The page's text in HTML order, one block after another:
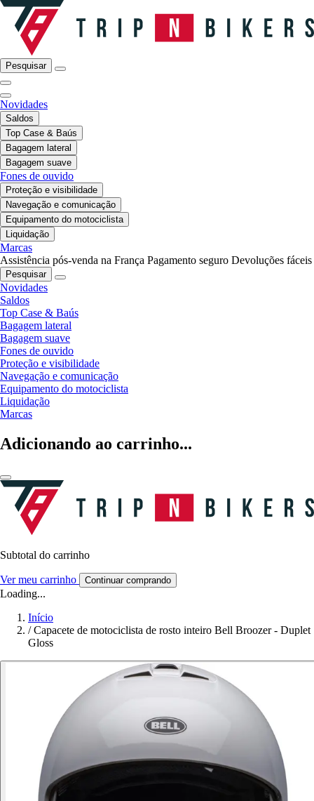
Pesquisar
Novidades
Saldos
Top Case & Baús
Bagagem lateral
Bagagem suave
Fones de ouvido
Proteção e visibilidade
Navegação e comunicação
Equipamento do motociclista
Liquidação
Marcas
Assistência pós-venda na França Pagamento seguro Devoluções fáceis
Pesquisar
Novidades
Saldos
Top Case & Baús
Bagagem lateral
Bagagem suave
Fones de ouvido
Proteção e visibilidade
Navegação e comunicação
Equipamento do motociclista
Liquidação
Marcas
Adicionando ao carrinho...
Subtotal do carrinho
Ver meu carrinho Continuar comprando
Loading...
Início
/ Capacete de motociclista de rosto inteiro Bell Broozer - Duplet
Gloss